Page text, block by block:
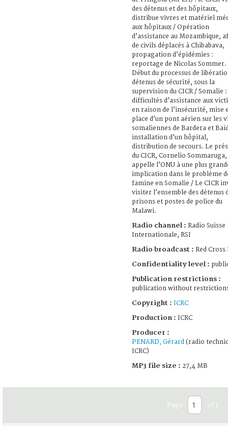
des détenus et des hôpitaux,
distribue vivres et matériel
aux hôpitaux / Opération
d’assistance au Mozambique,
de civils déplacés à Chibabava,
propagation d’épidémies :
reportage de Nicolas Sommer.
Début du processus de
détenus de sécurité, sous la
supervision du CICR / Somalie :
difficultés d’assistance aux
en raison de l’insécurité, mise
place d’un pont aérien sur les
somaliennes de Bardera et
installation d’un hôpital,
distribution de secours. Le
du CICR, Cornelio Sommaruga,
appelle l’ONU à une plus
implication dans le problème
famine en Somalie / Le CICR
visiter l’ensemble des détenus
prisons et postes de police du
Malawi.
Radio channel : Radio Suisse
Internationale, RSI
Radio broadcast : Red Cross
Confidentiality level :
Publication restrictions :
publication without
Copyright : ICRC
Production : ICRC
Producer :
PENARD, Gérard(radio
ICRC)
MP3 file size : 27,4 MB
Page of 1